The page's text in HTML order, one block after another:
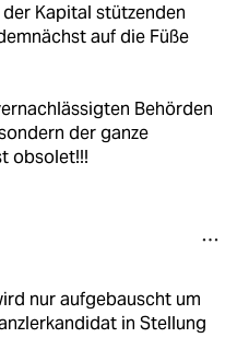
Kapital stützenden
auf die Füße
Behörden
der ganze
obsolet!!!
nur aufgebauscht um
in Stellung